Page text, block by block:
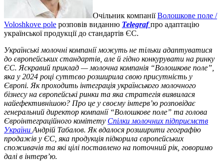
Очільник компаніїВолошкове поле /
Voloshkove pole розповів виданню Telegrafпро адаптацію
української продукції до стандартів ЄС.
Українські молочні компанії можуть не тільки адаптуватися
до європейських стандартів, але й гідно конкурувати на ринку
ЄС. Яскравий приклад — молочна компанія “Волошкове поле”,
яка у 2024 році суттєво розширила свою присутність у
Європі. Як проходить інтеграція українського молочного
бізнесу на європейські ринки та яка стратегія виявилася
найефективнішою? Про це у своєму інтерв’ю розповідає
генеральний директор компанії “Волошкове поле” та голова
Євроінтеграційного комітету Спілки молочних підприємств
України Андрій Табалов. Як вдалося розширити географію
продажів у ЄС, яка продукція підкорила європейських
споживачів та які цілі поставлено на поточний рік, говоримо
далі в інтерв’ю.